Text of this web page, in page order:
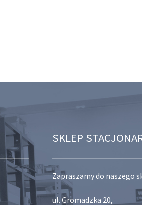
SKLEP
Zapraszamy do naszego
ul. Gromadzka 20,